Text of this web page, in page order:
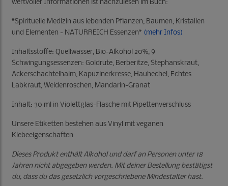
wertvoller Informationen ist nachzulesen im Buch:
*Spirituelle Medizin aus lebenden Pflanzen, Bäumen, Kristallen
und Elementen - NATURREICH Essenzen* (mehr Infos)
Inhaltsstoffe: Quellwasser, Bio-Alkohol 20%, 9
Schwingungsessenzen: Goldrute, Berberitze, Stephanskraut,
Ackerschachtelhalm, Kapuzinerkresse, Hauhechel, Echtes
Labkraut, Weidenröschen, Mandarin-Granat
Inhalt: 30 ml in Violettglas-Flasche mit Pipettenverschluss
Unsere Etiketten bestehen aus Vinyl mit veganen
Klebeeigenschaften
Dieses Produkt enthält Alkohol und darf an Personen unter 18
Jahren nicht abgegeben werden. Mit deiner Bestellung bestätigst
du, dass du das gesetzlich vorgeschriebene Mindestalter hast.